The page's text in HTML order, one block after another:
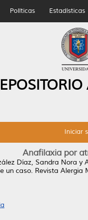
Políticas Estadísticas
Iniciar
Anafilaxia por
Díaz, Sandra Nora y
un caso. Revista Alergia